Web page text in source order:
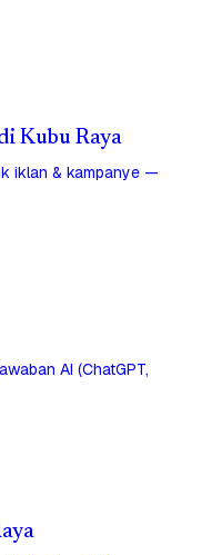
Kubu Raya
iklan & kampanye —
AI (ChatGPT,